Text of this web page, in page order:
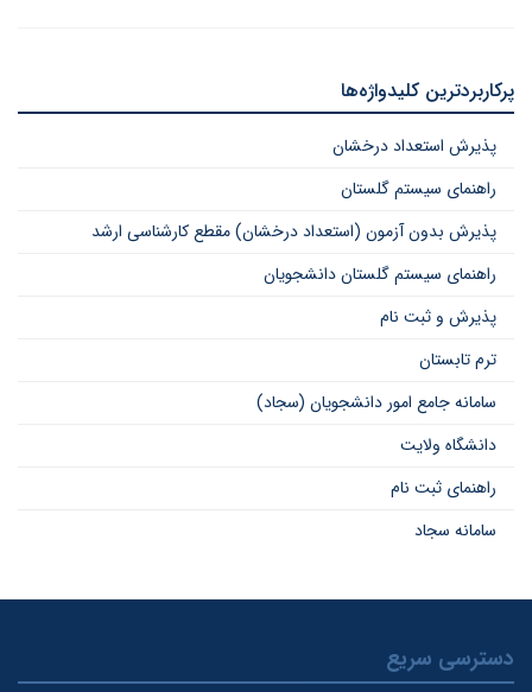
پرکاربردترین کلیدواژه‌ها
پذیرش استعداد درخشان
راهنمای سیستم گلستان
پذیرش بدون آزمون (استعداد درخشان) مقطع کارشناسی ارشد
راهنمای سیستم گلستان دانشجویان
پذیرش و ثبت نام
ترم تابستان
سامانه جامع امور دانشجویان (سجاد)
دانشگاه ولایت
راهنمای ثبت نام
سامانه سجاد
دسترسی سریع